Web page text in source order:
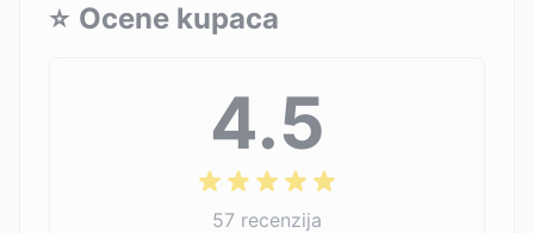
⭐ Ocene kupaca
4.5
57 recenzija